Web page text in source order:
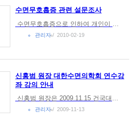
수면무호흡증 관련 설문조사
관리자 2010-02-19
신홍범 원장 대한수면의학회 연수강
좌 강의 안내
관리자 2009-11-13